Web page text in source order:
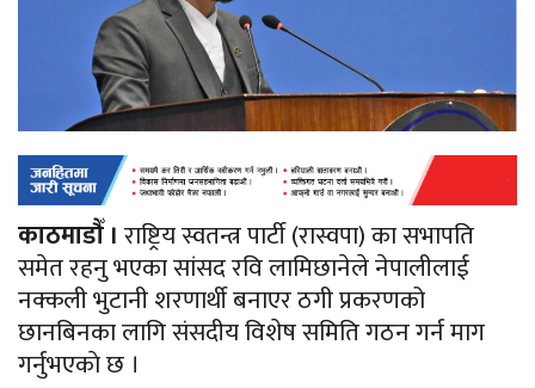
काठमाडौँ । राष्ट्रिय स्वतन्त्र पार्टी (रास्वपा) का सभापति
समेत रहनु भएका सांसद रवि लामिछानेले नेपालीलाई
नक्कली भुटानी शरणार्थी बनाएर ठगी प्रकरणको
छानबिनका लागि संसदीय विशेष समिति गठन गर्न माग
गर्नुभएकाे छ ।